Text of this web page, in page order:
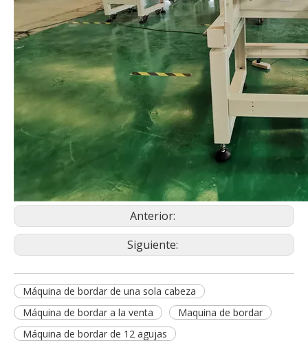
Anterior:
Siguiente:
Máquina de bordar de una sola cabeza
Máquina de bordar a la venta
Maquina de bordar
Máquina de bordar de 12 agujas